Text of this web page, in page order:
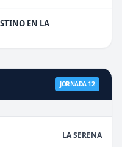
EN LA
JORNADA 12
LA SERENA